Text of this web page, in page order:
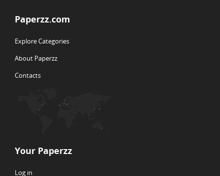
Paperzz.com
Explore Categories
About Paperzz
Contacts
Your Paperzz
Log in